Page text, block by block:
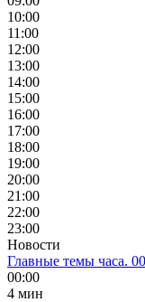
10:00
11:00
12:00
13:00
14:00
15:00
16:00
17:00
18:00
19:00
20:00
21:00
22:00
23:00
Новости
Главные темы часа.
00:00
4 мин